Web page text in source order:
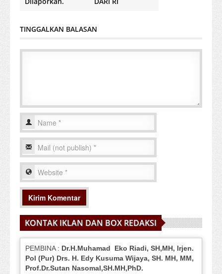
TINGGALKAN BALASAN
KONTAK IKLAN DAN BOX REDAKSI
PEMBINA : Dr.H.Muhamad Eko Riadi, SH,MH, Irjen.
Pol (Pur) Drs. H. Edy Kusuma Wijaya, SH. MH, MM,
Prof.Dr.Sutan Nasomal,SH.MH,PhD.